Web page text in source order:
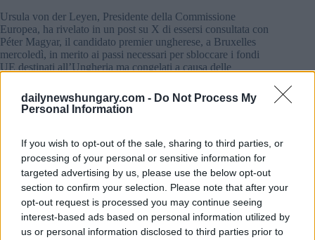
dailynewshungary.com - Do Not Process My
Personal Information
If you wish to opt-out of the sale, sharing to third parties, or
processing of your personal or sensitive information for
targeted advertising by us, please use the below opt-out
section to confirm your selection. Please note that after your
opt-out request is processed you may continue seeing
interest-based ads based on personal information utilized by
us or personal information disclosed to third parties prior to
Ursula von der Leyen, Presidente della Commissione
Europea, ha rivelato in un post su X di essersi consultata con
Péter Magyar, il candidato premier ungherese, a Bruxelles
mercoledì, in merito ai passi necessari per sbloccare i fondi
UE destinati all’Ungheria ma congelati a causa delle